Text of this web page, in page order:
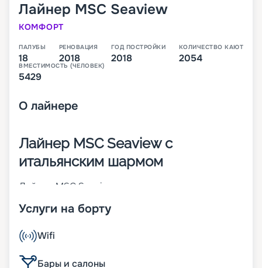
Лайнер MSC Seaview
КОМФОРТ
ПАЛУБЫ
18
РЕНОВАЦИЯ
2018
ГОД ПОСТРОЙКИ
2018
КОЛИЧЕСТВО КАЮТ
2054
ВМЕСТИМОСТЬ (ЧЕЛОВЕК)
5429
О лайнере
Лайнер MSC Seaview с
итальянским шармом
Лайнер MSC Seaview – это второе судно класса
крупнейшим итальянским судостроителем
по величине круизным кораблем в мире. На 18-
палубном лайнере находится 2 054 каюты разных
категорий. В них может разместиться 5 429
Услуги на борту
Wifi
Бары и салоны